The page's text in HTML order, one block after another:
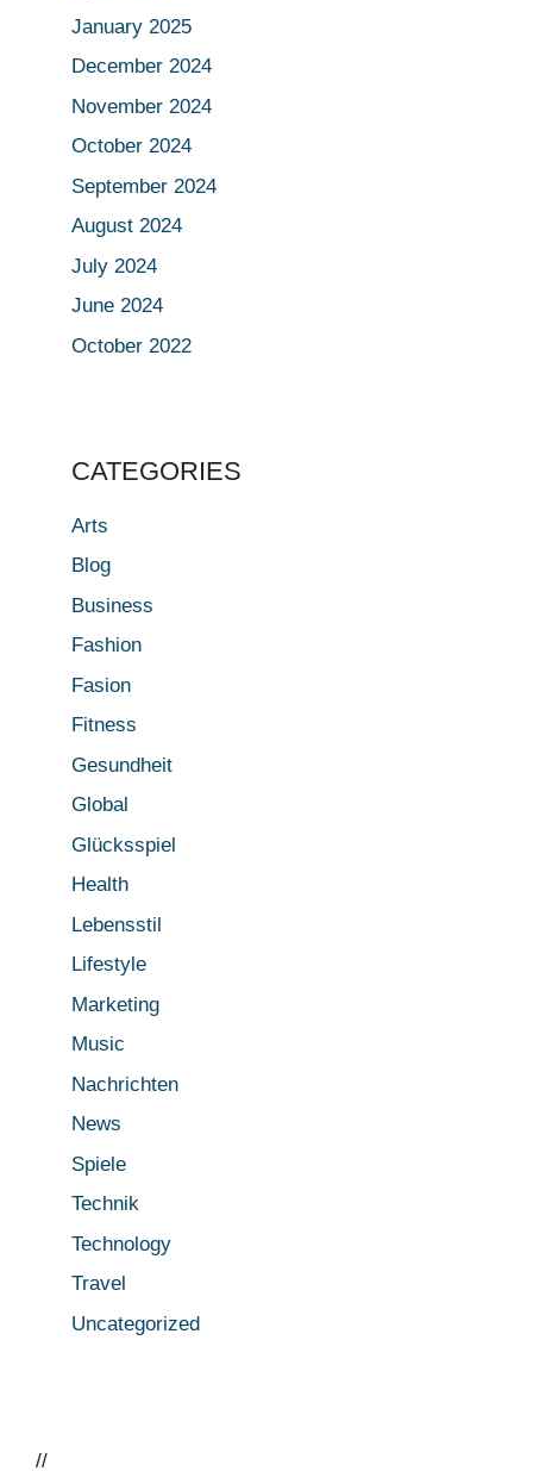
January 2025
December 2024
November 2024
October 2024
September 2024
August 2024
July 2024
June 2024
October 2022
CATEGORIES
Arts
Blog
Business
Fashion
Fasion
Fitness
Gesundheit
Global
Glücksspiel
Health
Lebensstil
Lifestyle
Marketing
Music
Nachrichten
News
Spiele
Technik
Technology
Travel
Uncategorized
//